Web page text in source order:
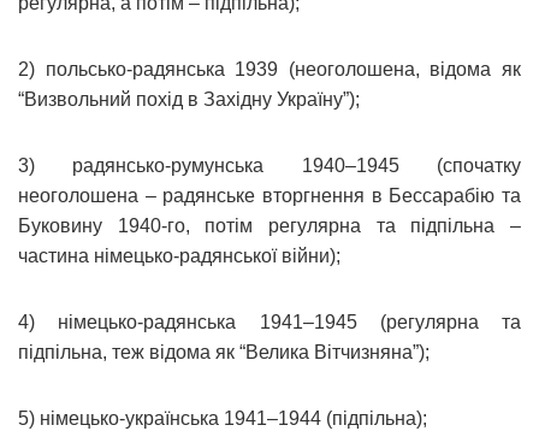
2) польсько-радянська 1939 (неоголошена, відома як
“Визвольний похід в Західну Україну”);
3) радянсько-румунська 1940–1945 (спочатку
неоголошена – радянське вторгнення в Бессарабію та
Буковину 1940-го, потім регулярна та підпільна –
частина німецько-радянської війни);
4) німецько-радянська 1941–1945 (регулярна та
підпільна, теж відома як “Велика Вітчизняна”);
5) німецько-українська 1941–1944 (підпільна);